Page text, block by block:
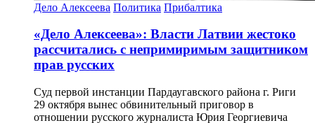
Дело Алексеева Политика Прибалтика
«Дело Алексеева»: Власти Латвии жестоко
рассчитались с непримиримым защитником
прав русских
Суд первой инстанции Пардаугавского района г. Риги
29 октября вынес обвинительный приговор в
отношении русского журналиста Юрия Георгиевича